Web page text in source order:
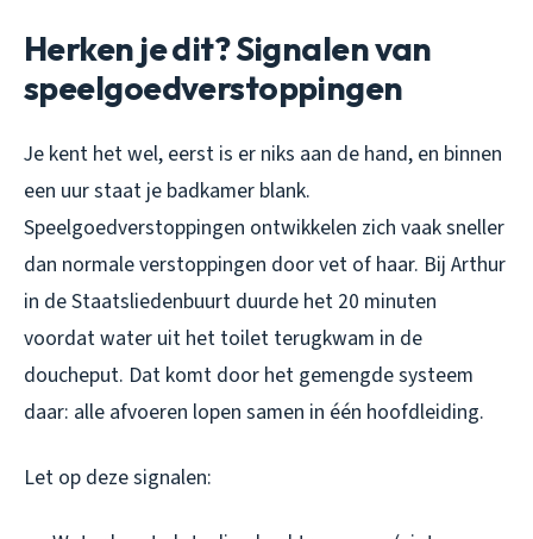
Herken je dit? Signalen van
speelgoedverstoppingen
Je kent het wel, eerst is er niks aan de hand, en binnen
een uur staat je badkamer blank.
Speelgoedverstoppingen ontwikkelen zich vaak sneller
dan normale verstoppingen door vet of haar. Bij Arthur
in de Staatsliedenbuurt duurde het 20 minuten
voordat water uit het toilet terugkwam in de
doucheput. Dat komt door het gemengde systeem
daar: alle afvoeren lopen samen in één hoofdleiding.
Let op deze signalen: